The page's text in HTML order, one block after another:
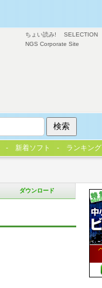
ダウンロード
ちょい読み! SELECTION
NGS Corporate Site
新着ソフト ランキング